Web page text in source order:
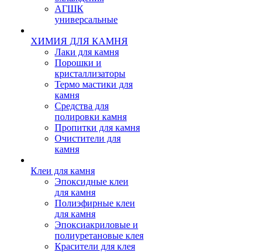
АГШК
универсальные
ХИМИЯ ДЛЯ КАМНЯ
Лаки для камня
Порошки и
кристаллизаторы
Термо мастики для
камня
Средства для
полировки камня
Пропитки для камня
Очистители для
камня
Клеи для камня
Эпоксидные клеи
для камня
Полиэфирные клеи
для камня
Эпоксиакриловые и
полиуретановые клея
Красители для клея